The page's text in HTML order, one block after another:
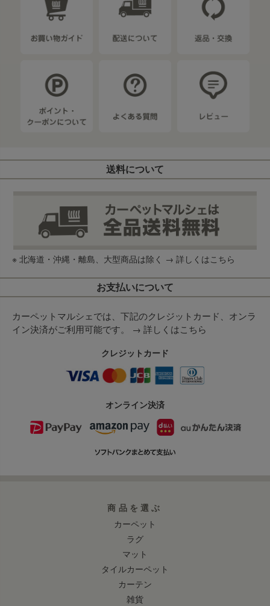
送料について
※ 北海道・沖縄・離島、大型商品は除く → 詳しくはこちら
お支払いについて
カーペットマルシェでは、下記のクレジットカード、オンラ
イン決済がご利用可能です。 → 詳しくはこちら
クレジットカード
オンライン決済
商品を選ぶ
カーペット
ラグ
マット
タイルカーペット
カーテン
雑貨